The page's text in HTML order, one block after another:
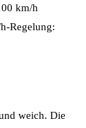
km/h
Regelung:
weich. Die